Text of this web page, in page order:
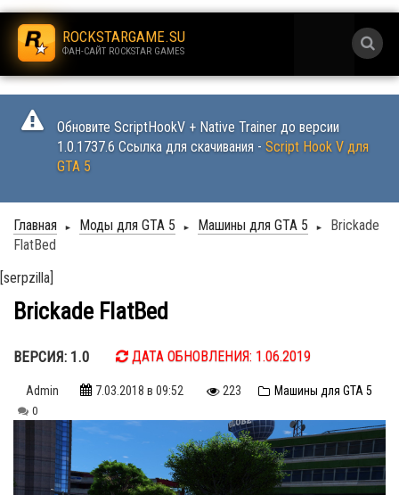
.
ROCKSTARGAME.SU
ФАН-САЙТ ROCKSTAR GAMES
.
Обновите ScriptHookV + Native Trainer до версии
1.0.1737.6 Ссылка для скачивания -Script Hook V для
GTA 5
Главная ► Моды для GTA 5 ► Машины для GTA 5 ►
Brickade
FlatBed
[serpzilla]
Brickade FlatBed
ВЕРСИЯ: 1.0 ДАТА ОБНОВЛЕНИЯ: 1.06.2019
Admin 7.03.2018 в 09:52 223 Машины для GTA 5
0